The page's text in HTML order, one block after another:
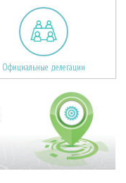
Официальные делегации